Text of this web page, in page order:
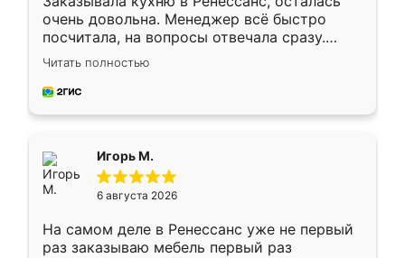
очень довольна. Менеджер всё быстро
посчитала, на вопросы отвечала сразу.
Замерщик приехал в субботу, подошёл к
делу со всей ответственностью. Собрали
за день, ребята работали аккуратно, даже
Читать полностью
Игорь М.
6 августа 2026
На самом деле в Ренессанс уже не первый
раз заказываю мебель первый раз